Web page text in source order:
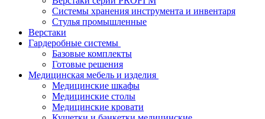
Системы хранения инструмента и инвентаря
Стулья промышленные
Верстаки
Гардеробные системы
Базовые комплекты
Готовые решения
Медицинская мебель и изделия
Медицинские шкафы
Медицинские столы
Медицинские кровати